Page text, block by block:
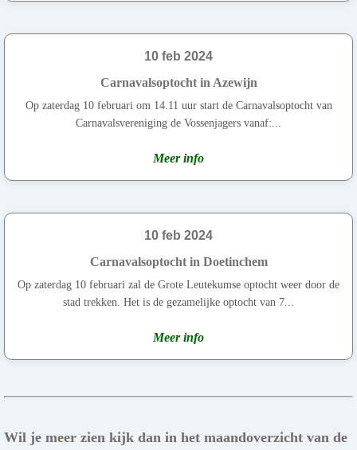
10 feb 2024
Carnavalsoptocht in Azewijn
Op zaterdag 10 februari om 14.11 uur start de Carnavalsoptocht van
Carnavalsvereniging de Vossenjagers vanaf:...
Meer info
10 feb 2024
Carnavalsoptocht in Doetinchem
Op zaterdag 10 februari zal de Grote Leutekumse optocht weer door de
stad trekken. Het is de gezamelijke optocht van 7...
Meer info
Wil je meer zien kijk dan in het maandoverzicht van de